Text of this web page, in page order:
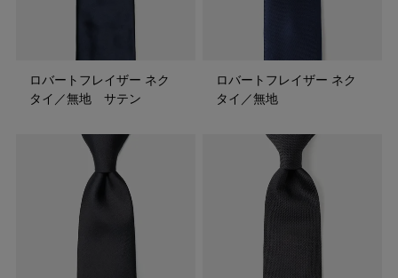
ロバートフレイザー ネク
タイ／無地 サテン
ロバートフレイザー ネク
タイ／無地